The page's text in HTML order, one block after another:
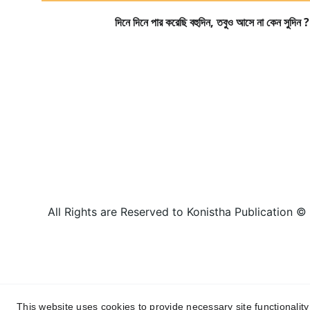
All Rights are Reserved to Konistha Publication
দিনে দিনে পার করেছি বহুদিন, তবুও আসে না কেন সুদিন ?
This website uses cookies to provide necessary site